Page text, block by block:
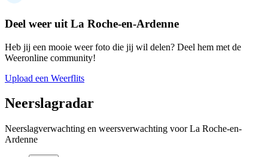
Deel weer uit La Roche-en-Ardenne
Heb jij een mooie weer foto die jij wil delen? Deel hem met de
Weeronline community!
Upload een Weerflits
Neerslagradar
Neerslagverwachting en weersverwachting voor La Roche-en-
Ardenne